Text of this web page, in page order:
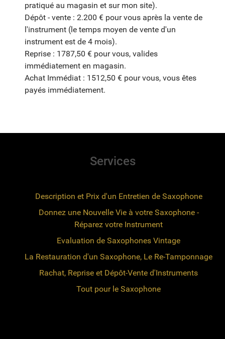
pratiqué au magasin et sur mon site).
Dépôt - vente : 2.200 € pour vous après la vente de
l'instrument (le temps moyen de vente d'un
instrument est de 4 mois).
Reprise : 1787,50 € pour vous, valides
immédiatement en magasin.
Achat Immédiat : 1512,50 € pour vous, vous êtes
payés immédiatement.
Services
Description et Prix d'un Entretien de Saxophone
Donnez une Nouvelle Vie à votre Saxophone -
Réparez votre Instrument
Evaluation de Saxophones Vintage
La Restauration d'un Saxophone, Le Re-Tamponnage
Rachat, Reprise et Dépôt-Vente d'Instruments
Tout pour le Saxophone